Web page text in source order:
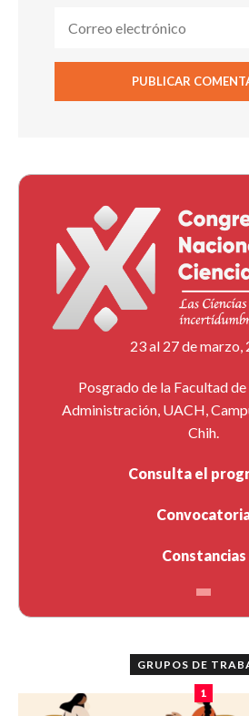
23 al 27 de marzo,
Posgrado de la Facultad
Administración, UACH,
Chih.
Consulta el
Constancias
GRUPOS DE
1